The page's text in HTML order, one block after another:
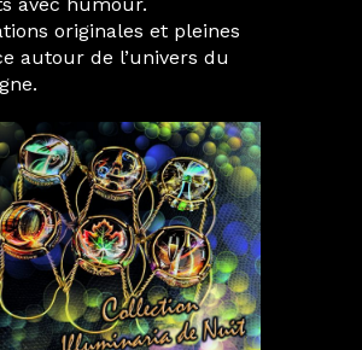
avec humour.
originales et pleines
autour de l’univers du